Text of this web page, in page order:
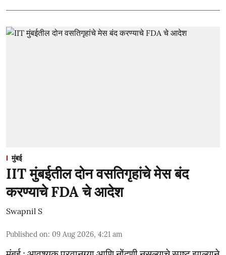
मुंबई
IIT मुंबईतील दोन वसतिगृहांचे मेस बंद
करण्याचे FDA चे आदेश
Swapnil S
Published on: 09 Aug 2026, 4:21 am